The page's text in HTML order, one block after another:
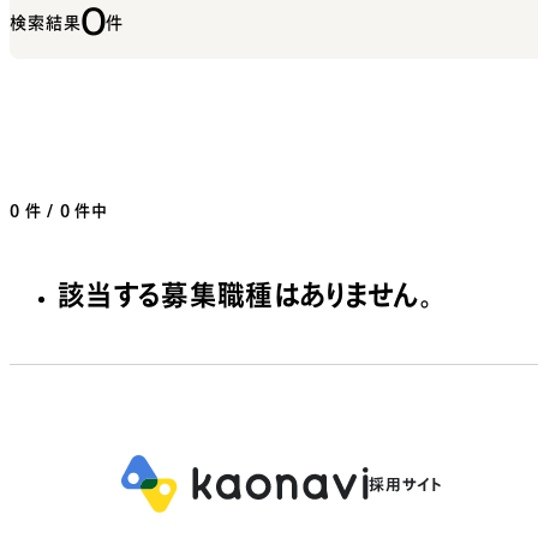
検索結果0件
0 件 / 0 件中
該当する募集職種はありません。